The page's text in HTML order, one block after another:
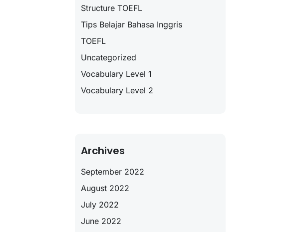
Structure TOEFL
Tips Belajar Bahasa Inggris
TOEFL
Uncategorized
Vocabulary Level 1
Vocabulary Level 2
Archives
September 2022
August 2022
July 2022
June 2022